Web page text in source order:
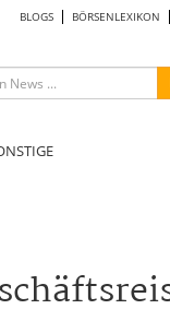
BLOGS BÖRSENLEXIKON